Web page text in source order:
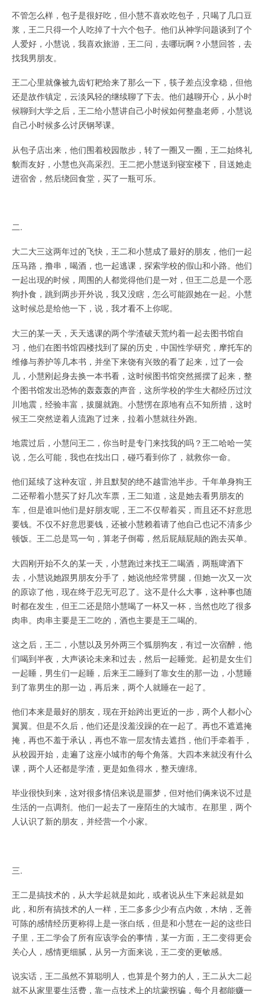
不管怎么样，包子是很好吃，但小慧不喜欢吃包子，只喝了几口豆
浆，王二只得一个人吃掉了十六个包子。他们从神学问题谈到了个
人爱好，小慧说，我喜欢旅游，王二问，去哪玩啊？小慧回答，去
找我男朋友。
王二心里就像被九齿钉耙给来了那么一下，筷子差点没拿稳，但他
还是故作镇定，云淡风轻的继续聊了下去。他们越聊开心，从小时
候聊到大学之后，王二给小慧讲自己小时候如何整蛊老师，小慧说
自己小时候多么讨厌钢琴课。
从包子店出来，他们围着校园散步，转了一圈又一圈，王二始终礼
貌而友好，小慧也兴高采烈。王二把小慧送到寝室楼下，目送她走
进宿舍，然后绕回食堂，买了一瓶可乐。
二.
大二大三这两年过的飞快，王二和小慧成了最好的朋友，他们一起
压马路，撸串，喝酒，也一起逃课，探索学校的假山和小路。他们
一起出现的时候，周围的人都觉得他们是一对，但王二总是一个恶
狗扑食，跳到两步开外说，我又没瞎，怎么可能跟她在一起。小慧
这时候总是给他一下，说，我才看不上你呢。
大三的某一天，天天逃课的两个学渣破天荒约着一起去图书馆自
习，他们在图书馆四楼找到了屎的历史，中国性学研究，摩托车的
维修与养护等几本书，并坐下来饶有兴致的看了起来，过了一会
儿，小慧刚起身去换一本书看，这时候图书馆突然摇摆了起来，整
个图书馆发出恐怖的轰轰轰的声音，这所学校的学生大都经历过汶
川地震，经验丰富，拔腿就跑。小慧愣在原地有点不知所措，这时
候王二突然逆着人流跑了过来，拉着小慧就往外跑。
地震过后，小慧问王二，你当时是专门来找我的吗？王二哈哈一笑
说，怎么可能，我也在找出口，碰巧看到你了，就救你一命。
他们延续了这种友谊，并且默契的绝不越雷池半步。千年单身狗王
二还帮着小慧买了好几次车票，王二知道，这是她去看男朋友的
车，但是谁叫他们是好朋友呢，王二不仅帮着买，而且还不好意思
要钱。不仅不好意思要钱，还被小慧赖着请了他自己也记不清多少
顿饭。王二总是骂一句，算老子倒霉，然后屁颠屁颠的跑去买单。
大四刚开始不久的某一天，小慧跑过来找王二喝酒，两瓶啤酒下
去，小慧说她跟男朋友分手了，她说他经常劈腿，但她一次又一次
的原谅了他，现在终于忍无可忍了。这不是什么大事，这种事也随
时都在发生，但王二还是陪小慧喝了一杯又一杯，当然也吃了很多
肉串。肉串主要是王二吃的，酒也主要是王二喝的。
这之后，王二，小慧以及另外两三个狐朋狗友，有过一次宿醉，他
们喝到半夜，大声谈论未来和过去，然后一起睡觉。起初是女生们
一起睡，男生们一起睡，后来王二睡到了靠女生的那一边，小慧睡
到了靠男生的那一边，再后来，两个人就睡在一起了。
他们本来是最好的朋友，现在开始跨出更近的一步，两个人都小心
翼翼。但是不久后，他们还是没羞没躁的在一起了。再也不遮遮掩
掩，再也不羞于承认，再也不靠一层友情去遮挡，他们手牵着手，
从校园开始，走遍了这座小城市的每个角落。大四本来就没有什么
课，两个人还都是学渣，更是如鱼得水，整天缠绵。
毕业很快到来，这对很多情侣来说是噩梦，但对他们俩来说不过是
生活的一点调剂。他们一起去了一座陌生的大城市。在那里，两个
人认识了新的朋友，并经营一个小家。
三.
王二是搞技术的，从大学起就是如此，或者说从生下来起就是如
此，和所有搞技术的人一样，王二多多少少有点内敛，木纳，乏善
可陈的感情经历更称得上是一张白纸，但是和小慧在一起的这些日
子里，王二学会了所有应该学会的事情，某一方面，王二变得更会
关心人，感情更细腻，从另一方面来说，王二变的更敏感。
说实话，王二虽然不算聪明人，也算是个努力的人，王二从大二起
就不从家里要生活费，靠一点技术上的坑蒙拐骗，每个月都能赚一